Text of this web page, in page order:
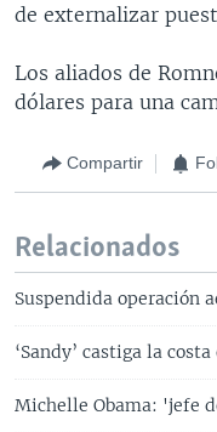
de externalizar
Los aliados de
dólares para una
Compartir
Relacionados
Suspendida operación
‘Sandy’ castiga la costa
Michelle Obama: 'jefe